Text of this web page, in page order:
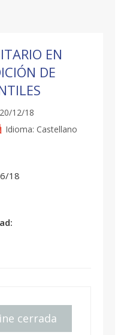
EN
DE
20/12/18
Idioma: Castellano
18
cerrada